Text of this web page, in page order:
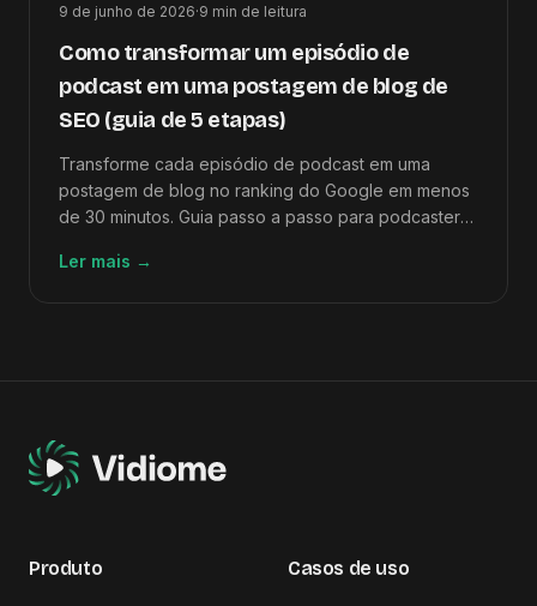
9 de junho de 2026·9 min de leitura
Como transformar um episódio de
podcast em uma postagem de blog de
SEO (guia de 5 etapas)
Transforme cada episódio de podcast em uma
postagem de blog no ranking do Google em menos
de 30 minutos. Guia passo a passo para podcasters
redação.
Ler mais →
Produto Casos de uso